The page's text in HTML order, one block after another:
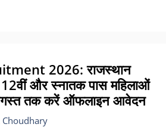
2026: राजस्थान
12वीं और स्नातक पास महिलाओं
तक करें ऑफलाइन आवेदन
Choudhary